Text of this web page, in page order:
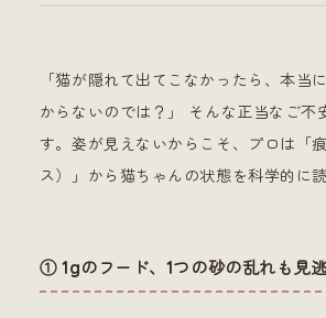
「猫が隠れて出てこなかったら、本当
からないのでは？」 そんな正当なご不
す。姿が見えないからこそ、プロは「
ス）」から猫ちゃんの状態を科学的に
① 1gのフード、1つの砂の乱れも見